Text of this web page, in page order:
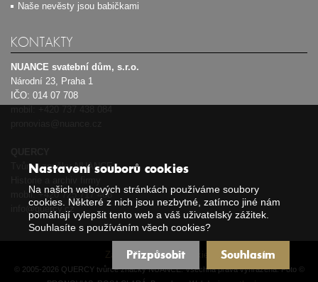
Naše nevěsty jsou babičkami
KONTAKTY
NUANCE svatební dům, s.r.o.
Národní 23, Praha 1
IČO: 014 07 708
Tvůrce značky NUANCE
mobil:+420 725 717 408
info@quercy.cz
Nastavení souborů cookies
Na našich webových stránkách používáme soubory
cookies. Některé z nich jsou nezbytné, zatímco jiné nám
pomáhají vylepšit tento web a váš uživatelský zážitek.
Souhlasíte s používáním všech cookies?
Souhlasím
Přizpůsobit
Zásady používání cookies
© 2005-2026 QUERCY tvůrce značky NUANCE. Všechna práva vyhrazena. Foto ©